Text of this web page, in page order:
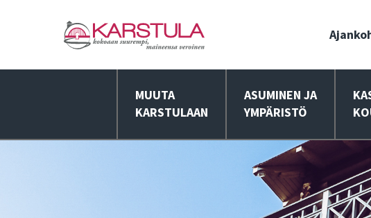
MUUTA
KARSTULAAN
ASUMINEN JA
YMPÄRISTÖ